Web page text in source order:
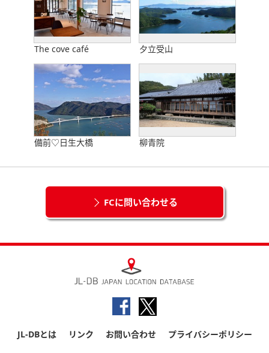
The cove café 夕立受山
備前♡日生大橋 柳青院
FCに問い合わせる
JL-DBとは リンク お問い合わせ プライバシーポリシー